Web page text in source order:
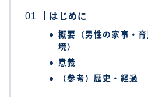
はじめに
概要（男性の家事・
境）
意義
（参考）歴史・経過